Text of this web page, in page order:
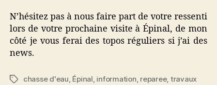
N’hésitez pas à nous faire part de votre ressenti
lors de votre prochaine visite à Épinal, de mon
côté je vous ferai des topos réguliers si j’ai des
news.
Étiquettes
chasse d'eau, Épinal, information, reparee, travaux